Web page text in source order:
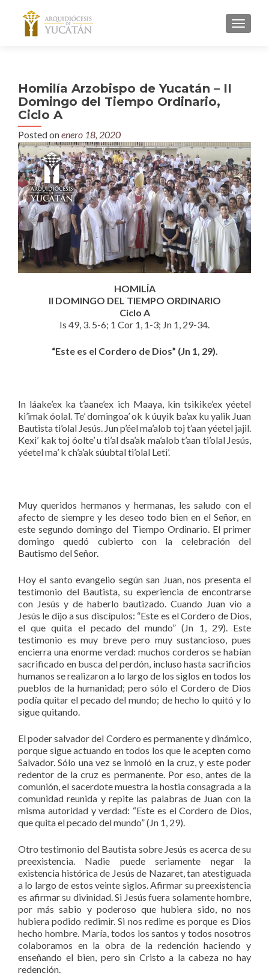
MENU
Homilía Arzobispo de Yucatán – II
Domingo del Tiempo Ordinario,
Ciclo A
Posted onenero 18, 2020
HOMILÍA
II DOMINGO DEL TIEMPO ORDINARIO
Ciclo A
Is 49, 3. 5-6; 1 Cor 1, 1-3; Jn 1, 29-34.
“Este es el Cordero de Dios” (Jn 1, 29).
In láake’ex ka t’aane’ex ich Maaya, kin tsikike’ex yéetel
ki’imak óolal. Te’ domingoa’ ok k úuyik ba’ax ku yalik Juan
Bautista ti’olal Jesús. Jun p’éel ma’alob toj t’aan yéetel jajil.
Kexi’ kak toj óolte’ u ti’al dsa’ak ma’alob t’aan ti’olal Jesús,
yéetel ma’ k ch’a’ak súubtal ti’olal Leti’.
Muy queridos hermanos y hermanas, les saludo con el
afecto de siempre y les deseo todo bien en el Señor, en
este segundo domingo del Tiempo Ordinario. El primer
domingo quedó cubierto con la celebración del
Bautismo del Señor.
Hoy el santo evangelio según san Juan, nos presenta el
testimonio del Bautista, su experiencia de encontrarse
con Jesús y de haberlo bautizado. Cuando Juan vio a
Jesús le dijo a sus discípulos: “Este es el Cordero de Dios,
el que quita el pecado del mundo” (Jn 1, 29). Este
testimonio es muy breve pero muy sustancioso, pues
encierra una enorme verdad: muchos corderos se habían
sacrificado en busca del perdón, incluso hasta sacrificios
humanos se realizaron a lo largo de los siglos en todos los
pueblos de la humanidad; pero sólo el Cordero de Dios
podía quitar el pecado del mundo; de hecho lo quitó y lo
sigue quitando.
El poder salvador del Cordero es permanente y dinámico,
porque sigue actuando en todos los que le acepten como
Salvador. Sólo una vez se inmoló en la cruz, y este poder
redentor de la cruz es permanente. Por eso, antes de la
comunión, el sacerdote muestra la hostia consagrada a la
comunidad reunida y repite las palabras de Juan con la
misma autoridad y verdad: “Este es el Cordero de Dios,
que quita el pecado del mundo” (Jn 1, 29).
Otro testimonio del Bautista sobre Jesús es acerca de su
preexistencia. Nadie puede seriamente negar la
existencia histórica de Jesús de Nazaret, tan atestiguada
a lo largo de estos veinte siglos. Afirmar su preexistencia
es afirmar su divinidad. Si Jesús fuera solamente hombre,
por más sabio y poderoso que hubiera sido, no nos
hubiera podido redimir. Si nos redime es porque es Dios
hecho hombre. María, todos los santos y todos nosotros
colaboramos en la obra de la redención haciendo y
enseñando el bien, pero sin Cristo a la cabeza no hay
redención.